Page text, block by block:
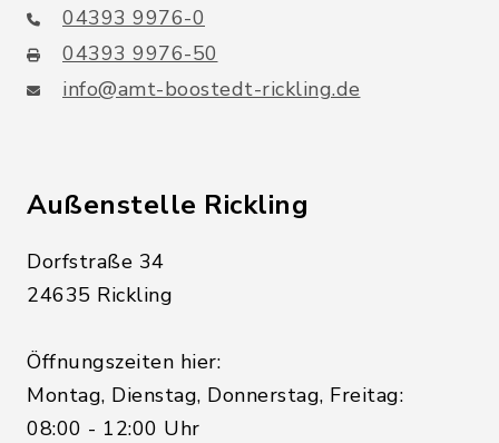
04393 9976-0
04393 9976-50
info@amt-boostedt-rickling.de
Außenstelle Rickling
Dorfstraße 34
24635 Rickling
Öffnungszeiten hier:
Montag, Dienstag, Donnerstag, Freitag:
08:00 - 12:00 Uhr